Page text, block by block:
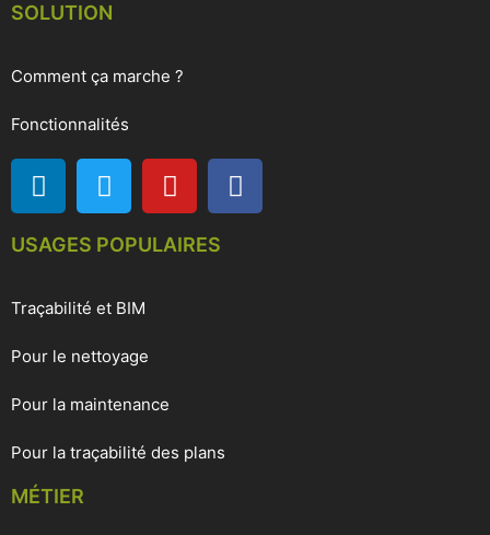
SOLUTION
Comment ça marche ?
Fonctionnalités
USAGES POPULAIRES
Traçabilité et BIM
Pour le nettoyage
Pour la maintenance
Pour la traçabilité des plans
MÉTIER